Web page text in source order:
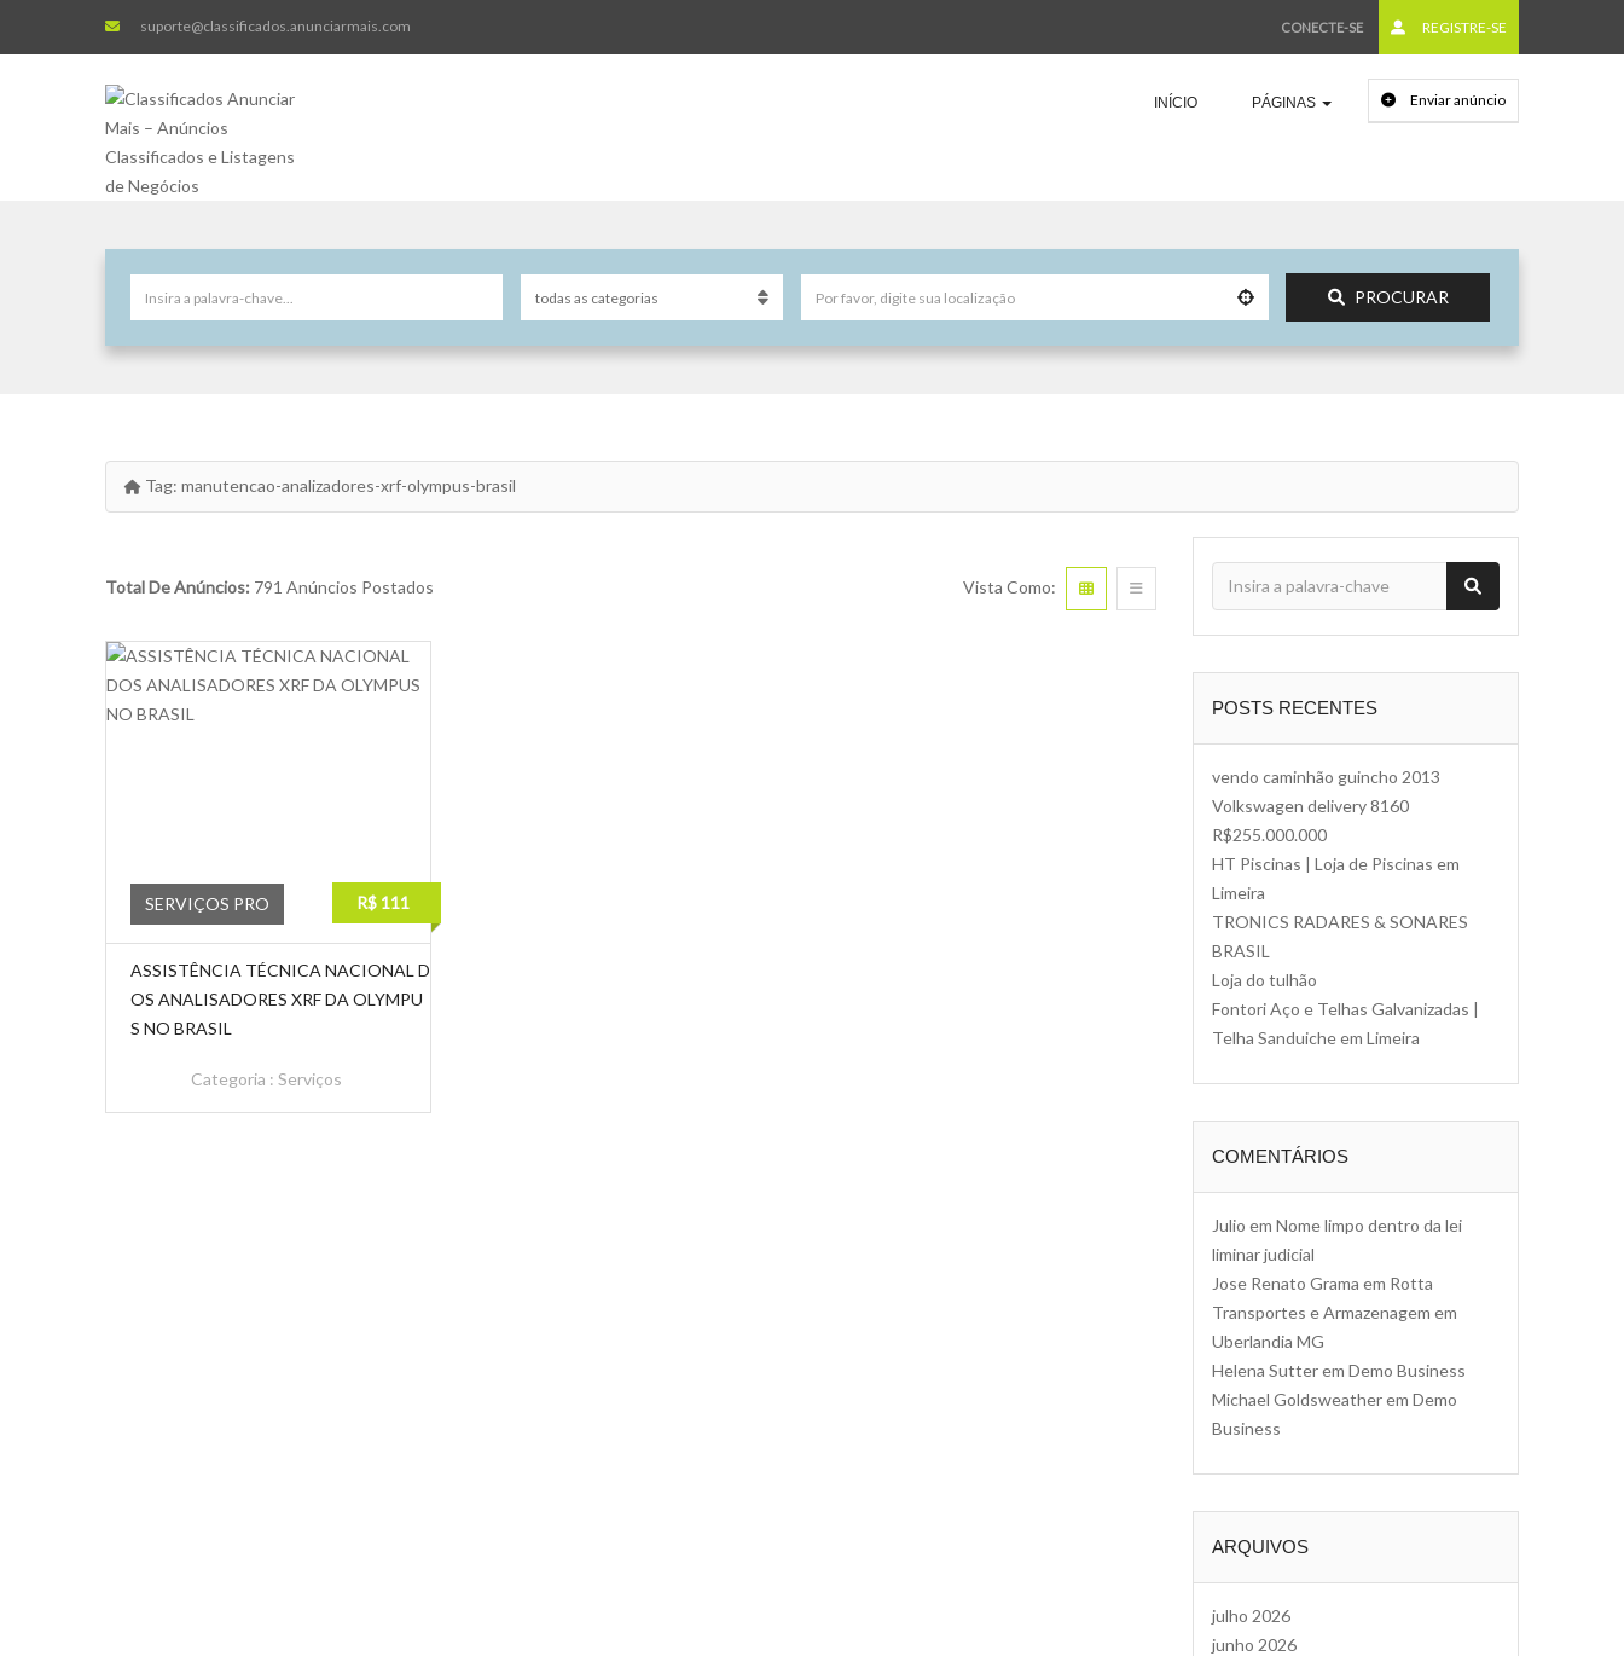
suporte@classificados.anunciarmais.com CONECTE-SE REGISTRE-SE
Enviar anúncio
INÍCIO PÁGINAS
PROCURAR
Tag: manutencao-analizadores-xrf-olympus-brasil
Total De Anúncios: 791 Anúncios Postados Vista Como:
SERVIÇOS PRO R$ 111
ASSISTÊNCIA TÉCNICA NACIONAL D
OS ANALISADORES XRF DA OLYMPU
S NO BRASIL
Categoria : Serviços
POSTS RECENTES
vendo caminhão guincho 2013
Volkswagen delivery 8160
R$255.000.000
HT Piscinas | Loja de Piscinas em
Limeira
TRONICS RADARES & SONARES
BRASIL
Loja do tulhão
Fontori Aço e Telhas Galvanizadas |
Telha Sanduiche em Limeira
COMENTÁRIOS
Julio em Nome limpo dentro da lei
liminar judicial
Jose Renato Grama em Rotta
Transportes e Armazenagem em
Uberlandia MG
Helena Sutterem Demo Business
Michael Goldsweatherem Demo
Business
ARQUIVOS
julho 2026
junho 2026